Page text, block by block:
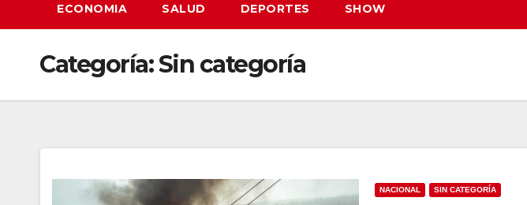
ECONOMIA SALUD DEPORTES SHOW
Categoría:Sin categoría
NACIONAL SIN CATEGORÍA